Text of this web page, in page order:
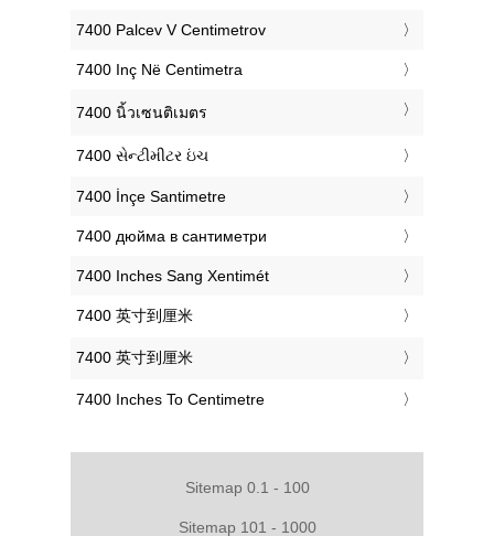
‎7400 Palcev V Centimetrov
‎7400 Inç Në Centimetra
‎7400 นิ้วเซนติเมตร
‎7400 સેન્ટીમીટર ઇંચ
‎7400 İnçe Santimetre
‎7400 дюйма в сантиметри
‎7400 Inches Sang Xentimét
‎7400 英寸到厘米
‎7400 英寸到厘米
‎7400 Inches To Centimetre
Sitemap 0.1 - 100
Sitemap 101 - 1000